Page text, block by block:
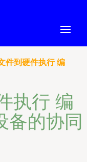
件到硬件执行 编
执行 编
备的协同